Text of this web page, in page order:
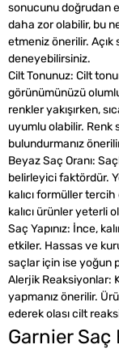
sonucunu doğrudan
daha zor olabilir, bu
etmeniz önerilir.
deneyebilirsiniz.
Cilt Tonunuz: Cilt
görünümünüzü
renkler yakışırken,
uyumlu olabilir. Renk
bulundurmanız
Beyaz Saç Oranı:
belirleyici faktördür.
kalıcı formüller
kalıcı ürünler yeterli
Saç Yapınız: İnce,
etkiler. Hassas ve
saçlar için ise yoğun
Alerjik Reaksiyonlar:
yapmanız önerilir.
ederek olası cilt
Garnier Saç